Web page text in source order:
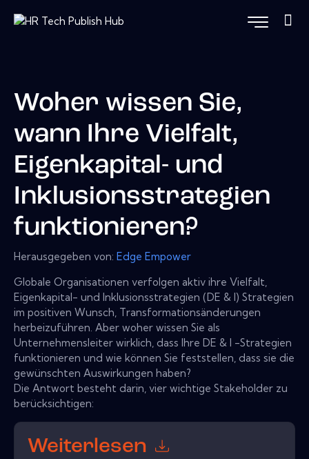
Woher wissen Sie,
wann Ihre Vielfalt,
Eigenkapital- und
Inklusionsstrategien
funktionieren?
Herausgegeben von: Edge Empower
Globale Organisationen verfolgen aktiv ihre Vielfalt,
Eigenkapital- und Inklusionsstrategien (DE & I) Strategien
im positiven Wunsch, Transformationsänderungen
herbeizuführen. Aber woher wissen Sie als
Unternehmensleiter wirklich, dass Ihre DE & I -Strategien
funktionieren und wie können Sie feststellen, dass sie die
gewünschten Auswirkungen haben?
Die Antwort besteht darin, vier wichtige Stakeholder zu
berücksichtigen:
Weiterlesen